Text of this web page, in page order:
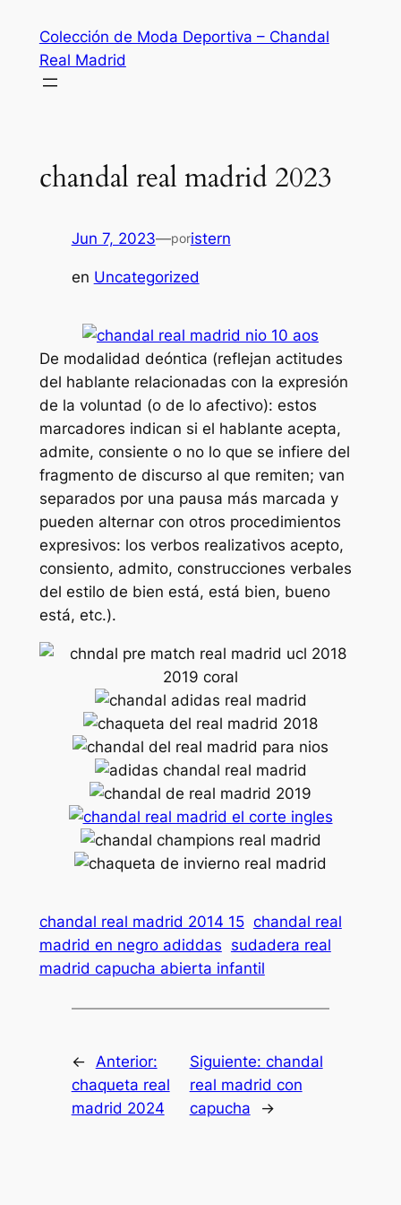
contenido
Colección de Moda Deportiva – Chandal
Real Madrid
chandal real madrid 2023
Jun 7, 2023—poristern
en Uncategorized
De modalidad deóntica (reflejan actitudes
del hablante relacionadas con la expresión
de la voluntad (o de lo afectivo): estos
marcadores indican si el hablante acepta,
admite, consiente o no lo que se infiere del
fragmento de discurso al que remiten; van
separados por una pausa más marcada y
pueden alternar con otros procedimientos
expresivos: los verbos realizativos acepto,
consiento, admito, construcciones verbales
del estilo de bien está, está bien, bueno
está, etc.).
chandal real madrid 2014 15 chandal real
madrid en negro adiddas sudadera real
madrid capucha abierta infantil
←
Anterior:
chaqueta real
madrid 2024
Siguiente: chandal
real madrid con
capucha
→